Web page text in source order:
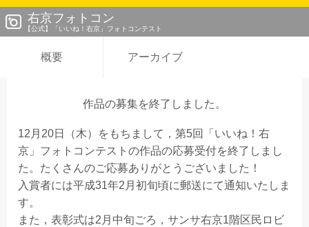
右京フォトコン
【公式】「いいね！右京」フォトコンテスト
概要 アーカイブ
作品の募集を終了しました。
12月20日（木）をもちまして，第5回「いいね！右
京」フォトコンテストの作品の応募受付を終了しまし
た。たくさんのご応募ありがとうございました！
入賞者には平成31年2月初旬頃に郵送にて通知いたしま
す。
また，表彰式は2月中旬ごろ，サンサ右京1階区民ロビ